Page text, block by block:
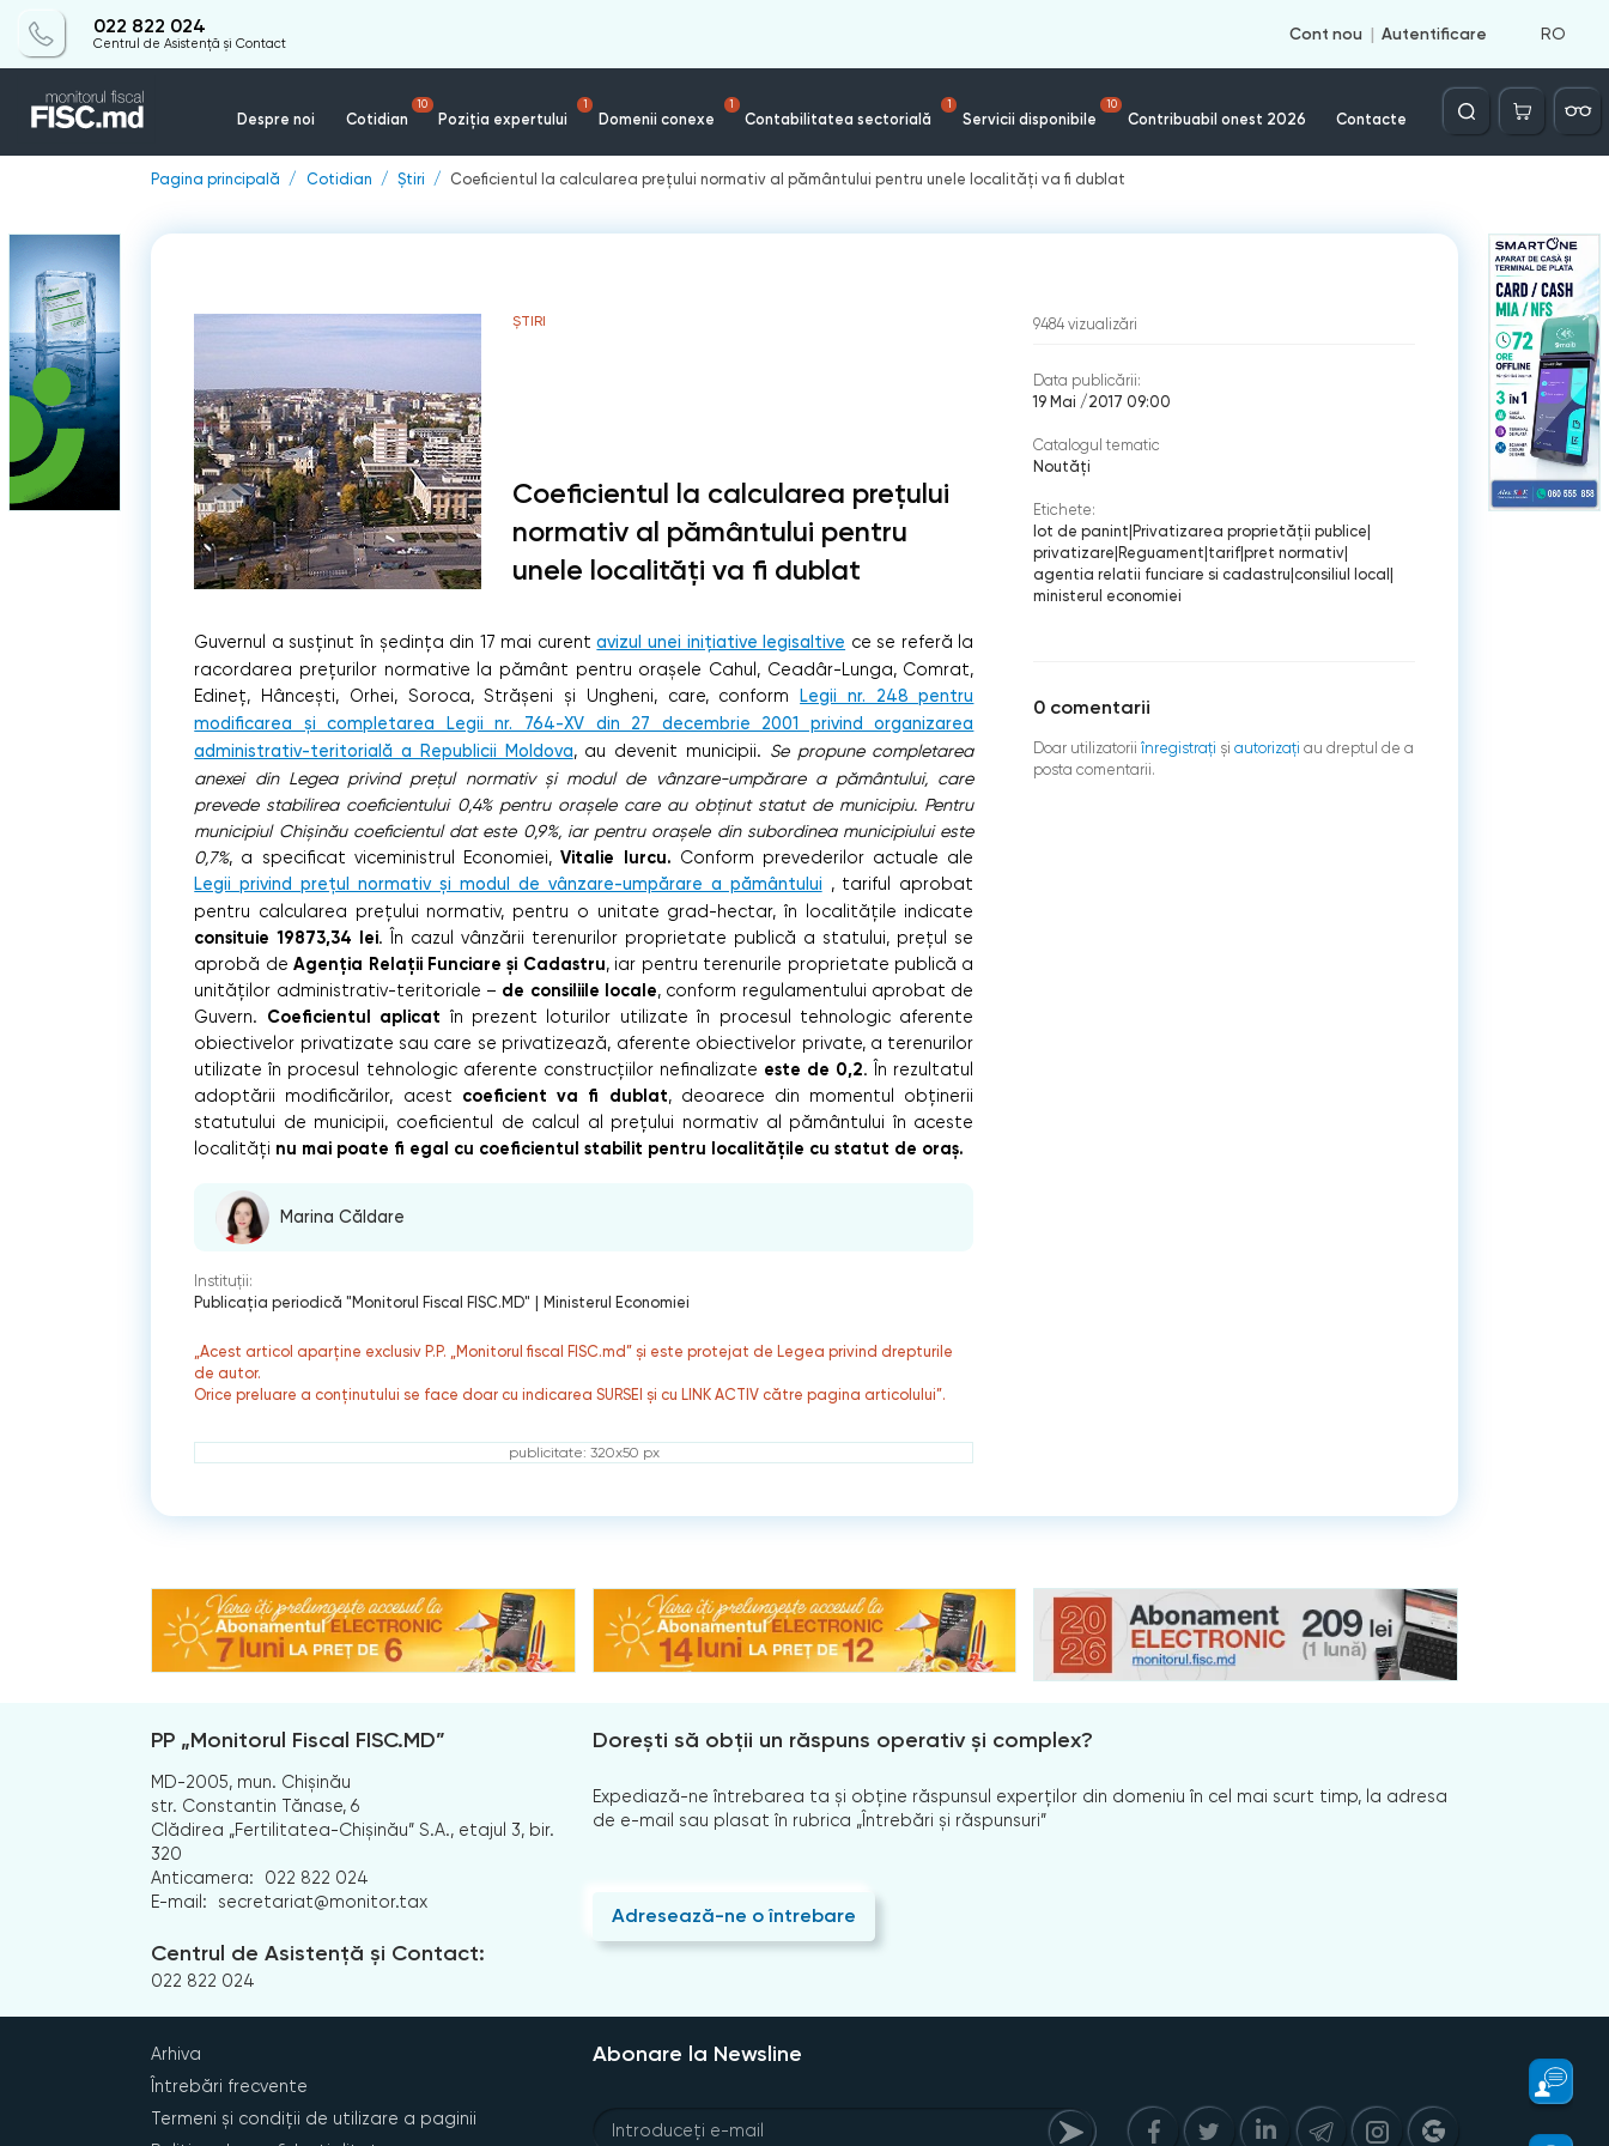
022 822 024
Centrul de Asistență și Contact
Cont nou Autentificare RO
Despre noi Cotidian
10
Poziția expertului
1
Domenii conexe
1
Contabilitatea sectorială
1
Servicii disponibile
10
Contribuabil onest 2026 Contacte
Căutare
Pagina principală Cotidian Știri Coeficientul la calcularea prețului normativ al pământului pentru unele localități va fi dublat
ȘTIRI
Coeficientul la calcularea prețului
normativ al pământului pentru
unele localități va fi dublat
Guvernul a susținut în şedinţa din 17 mai curentavizul unei inițiative legisaltive ce se referă la
racordarea prețurilor normative la pământ pentru orașele Cahul, Ceadâr-Lunga, Comrat,
Edineț, Hâncești, Orhei, Soroca, Strășeni și Ungheni, care, conformLegii nr. 248 pentru
modificarea și completarea Legii nr. 764-XV din 27 decembrie 2001 privind organizarea
administrativ-teritorială a Republicii Moldova, au devenit municipii. Se propune completarea
anexei din Legea privind prețul normativ și modul de vânzare-umpărare a pământului, care
prevede stabilirea coeficientului 0,4% pentru orașele care au obținut statut de municipiu. Pentru
municipiul Chișinău coeficientul dat este 0,9%, iar pentru orașele din subordinea municipiului este
0,7%, a specificat viceministrul Economiei,Vitalie Iurcu. Conform prevederilor actuale ale
Legii privind prețul normativ și modul de vânzare-umpărare a pământului , tariful aprobat
pentru calcularea preţului normativ, pentru o unitate grad-hectar, în localităţile indicate
consituie 19873,34 lei. În cazul vânzării terenurilor proprietate publică a statului, preţul se
aprobă deAgenţia Relaţii Funciare şi Cadastru, iar pentru terenurile proprietate publică a
unităţilor administrativ-teritoriale – de consiliile locale, conform regulamentului aprobat de
Guvern. Coeficientul aplicat în prezent loturilor utilizate în procesul tehnologic aferente
obiectivelor privatizate sau care se privatizează, aferente obiectivelor private, a terenurilor
utilizate în procesul tehnologic aferente construcţiilor nefinalizate este de 0,2. În rezultatul
adoptării modificărilor, acest coeficient va fi dublat, deoarece din momentul obținerii
statutului de municipii, coeficientul de calcul al prețului normativ al pământului în aceste
localități nu mai poate fi egal cu coeficientul stabilit pentru localitățile cu statut de oraș.
Marina Căldare
Instituții:
Publicaţia periodică "Monitorul Fiscal FISC.MD"
Ministerul Economiei
„Acest articol aparține exclusiv P.P. „Monitorul fiscal FISC.md” și este protejat de Legea privind drepturile
de autor.
Orice preluare a conținutului se face doar cu indicarea SURSEI și cu LINK ACTIV către pagina articolului”.
publicitate: 320x50 px
9484 vizualizări
Data publicării:
19 Mai /2017 09:00
Catalogul tematic
Noutăți
Etichete:
lot de panint Privatizarea proprietății publice
privatizare Reguament tarif| pret normativ|
agentia relatii funciare si cadastru consiliul local
ministerul economiei
0 comentarii
Doar utilizatorii înregistraţi şi autorizați au dreptul de a
posta comentarii.
PP „Monitorul Fiscal FISC.MD”
MD-2005, mun. Chișinău
str. Constantin Tănase, 6
Clădirea „Fertilitatea-Chișinău” S.A., etajul 3, bir.
320
Anticamera:
022 822 024
E-mail:
secretariat@monitor.tax
Centrul de Asistență și Contact:
022 822 024
Dorești să obții un răspuns operativ și complex?
Expediază-ne întrebarea ta și obține răspunsul experților din domeniu în cel mai scurt timp, la adresa
de e-mail sau plasat în rubrica „Întrebări și răspunsuri”
Adresează-ne o întrebare
Arhiva
Întrebări frecvente
Termeni și condiții de utilizare a paginii
Abonare la Newsline